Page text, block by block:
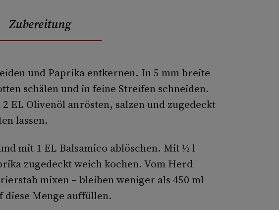
Zubereitung
und Paprika entkernen. In 5 mm breite
schälen und in feine Streifen schneiden.
EL Olivenöl anrösten, salzen und zugedeckt
lassen.
mit 1 EL Balsamico ablöschen. Mit ½ l
zugedeckt weich kochen. Vom Herd
mixen – bleiben weniger als 450 ml
diese Menge auffüllen.